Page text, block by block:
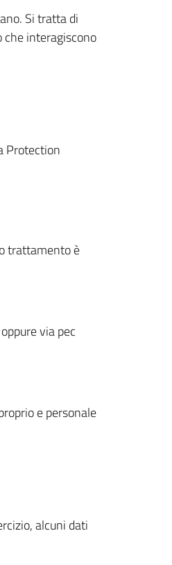
Si tratta di
che interagiscono
Protection
trattamento è
via pec
e personale
alcuni dati